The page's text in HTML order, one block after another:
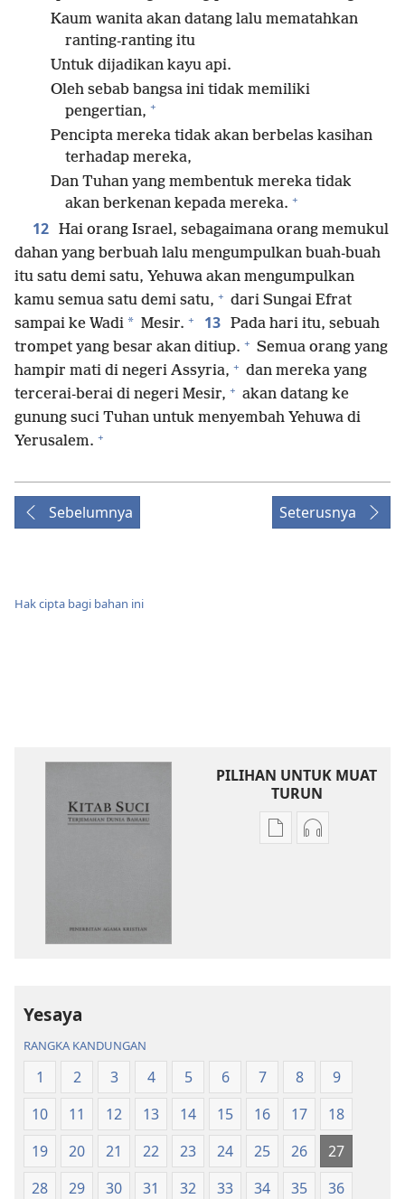
Kaum wanita akan datang lalu mematahkan
ranting-ranting itu
Untuk dijadikan kayu api.
Oleh sebab bangsa ini tidak memiliki
pengertian, +
Pencipta mereka tidak akan berbelas kasihan
terhadap mereka,
Dan Tuhan yang membentuk mereka tidak
akan berkenan kepada mereka. +
12 Hai orang Israel, sebagaimana orang memukul
dahan yang berbuah lalu mengumpulkan buah-buah
itu satu demi satu, Yehuwa akan mengumpulkan
kamu semua satu demi satu, + dari Sungai Efrat
sampai ke Wadi * Mesir. + 13 Pada hari itu, sebuah
trompet yang besar akan ditiup. + Semua orang yang
hampir mati di negeri Assyria, + dan mereka yang
tercerai-berai di negeri Mesir, + akan datang ke
gunung suci Tuhan untuk menyembah Yehuwa di
Yerusalem. +
Sebelumnya Seterusnya
Hak cipta bagi bahan ini
PILIHAN UNTUK MUAT
TURUN
PilihanPilihan
Yesaya
RANGKA KANDUNGAN
1 2 3 4 5 6 7 8
9
10
11 12 13 14 15 16 17
18
19
20 21 22 23 24 25 26
27
28
29 30 31 32 33 34 35
36